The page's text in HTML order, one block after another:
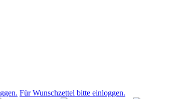
Für Wunschzettel bitte einloggen.